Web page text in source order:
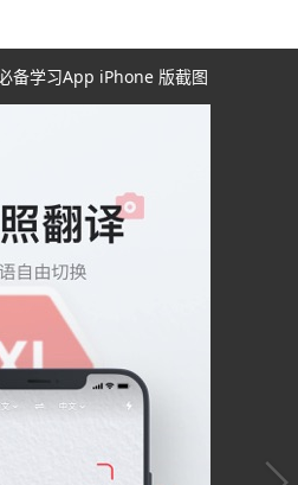
备学习App iPhone 版截图